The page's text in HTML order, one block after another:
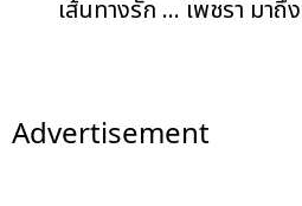
เส้นทางรัก ... เพชรา มา
Advertisement